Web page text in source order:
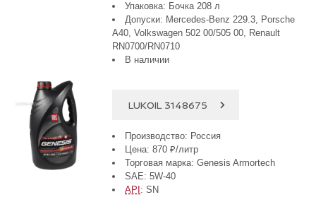
Упаковка: Бочка 208 л
Допуски: Mercedes-Benz 229.3, Porsche
A40, Volkswagen 502 00/505 00, Renault
RN0700/RN0710
В наличии
LUKOIL 3148675
Производство: Россия
Цена: 870 ₽/литр
Торговая марка: Genesis Armortech
SAE: 5W-40
API : SN